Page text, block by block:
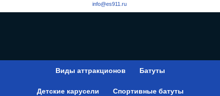
info@es911.ru
Виды аттракционов Батуты
Детские карусели Спортивные батуты